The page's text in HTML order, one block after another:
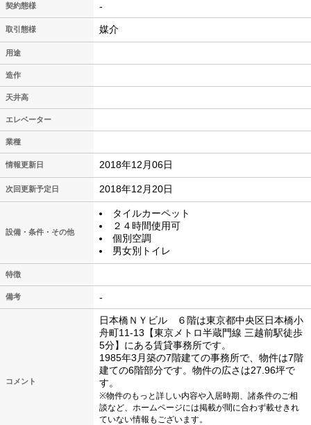
契約態様 -
取引態様 媒介
用途
造作
天井高
エレベーター
業種
情報更新日 2018年12月06日
次回更新予定日 2018年12月20日
設備・条件・その他
タイルカーペット
２４時間使用可
個別空調
男女別トイレ
特徴
備考 -
コメント
日本橋ＮＹビル ６階は東京都中央区日本橋小
舟町11-13【東京メトロ半蔵門線 三越前駅徒歩
5分】にある賃貸事務所です。
1985年3月築の7階建ての事務所で、物件は7階
建ての6階部分です。物件の広さは27.96坪で
す。
※物件のもっと詳しい内容や入居時期、諸条件のご相
談など、ホームページには掲載が間に合わず載せきれ
ていない情報もございます。